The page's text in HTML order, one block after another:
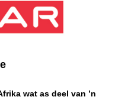
wat as deel van ’n